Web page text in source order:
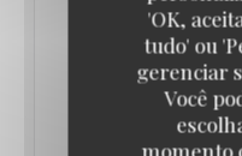
'OK,
tudo' ou
gerenciar
Você
momento
OÙ MANGER UNE
PARIS ? NOS